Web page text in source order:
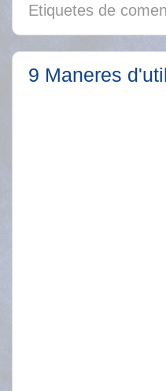
Etiquetes de
9 Maneres